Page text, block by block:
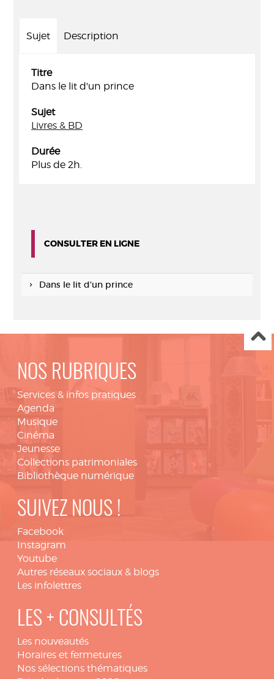
Sujet Description
Titre
Dans le lit d'un prince
Sujet
Livres & BD
Durée
Plus de 2h.
CONSULTER EN LIGNE
Dans le lit d'un prince
NOS RUBRIQUES
Services & infos pratiques
Agenda
Musique
Cinéma
Jeunesse
Collections patrimoniales
Bibliothèque numérique
SUIVEZ NOUS !
Facebook
Instagram
Youtube
Autres réseaux sociaux & blogs
Les infolettres
LES + CONSULTÉS
Les nouveautés
Horaires et fermetures
Nos sélections thématiques